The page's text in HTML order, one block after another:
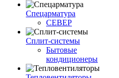
Спецарматура
СЕВЕР
Сплит-системы
Бытовые
кондиционеры